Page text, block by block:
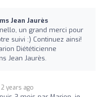
Jean Jaurès
un grand merci pour
suivi :) Continuez ainsi!
Diététicienne
Jean Jaurès.
2 years ago